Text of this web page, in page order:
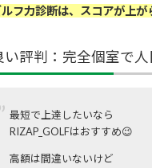
フ力診断は、スコアが上が
い評判：完全個室で
最短で上達したいなら
RIZAP_GOLFはおすすめ😉
高額は間違いないけど